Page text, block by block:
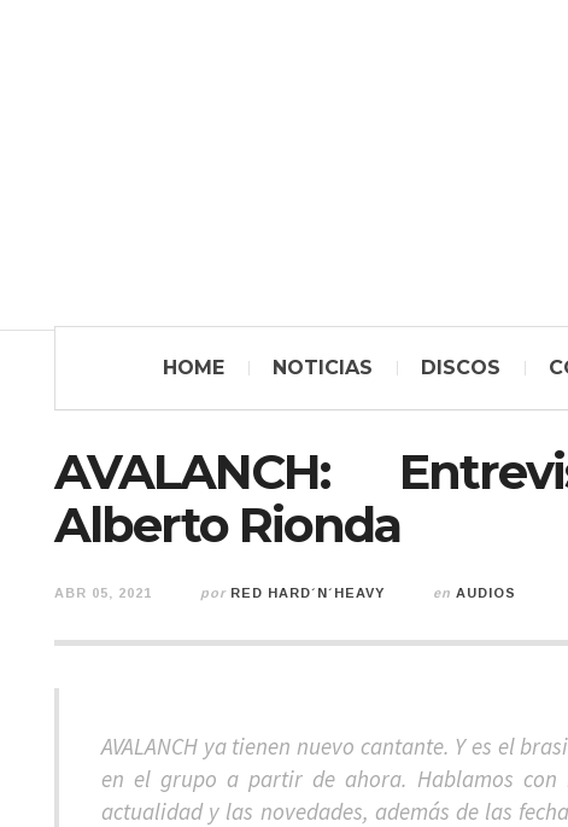
HOME NOTICIAS DISCOS
AVALANCH:
Alberto Rionda
ABR 05, 2021 por RED HARD´N´HEAVY en AUDIOS
AVALANCH ya tienen nuevo cantante. Y es el
en el grupo a partir de ahora. Hablamos
actualidad y las novedades, además de las